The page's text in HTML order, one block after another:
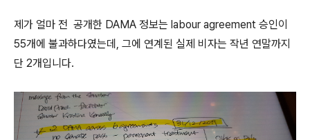
제가 얼마 전 공개한 DAMA 정보는 labour agreement 승인이
55개에 불과하다였는데, 그에 연계된 실제 비자는 작년 연말까지
단 2개입니다.